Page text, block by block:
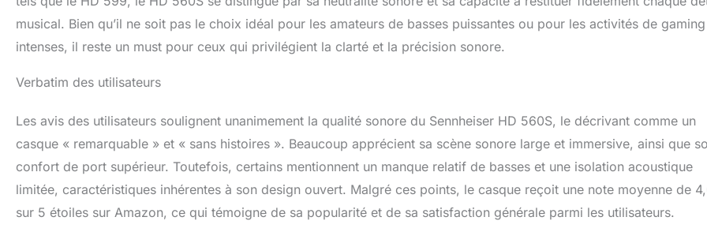
musical. Bien qu’il ne soit pas le choix idéal pour les amateurs de basses puissantes ou pour les activités de gaming
intenses, il reste un must pour ceux qui privilégient la clarté et la précision sonore.
Verbatim des utilisateurs
Les avis des utilisateurs soulignent unanimement la qualité sonore du Sennheiser HD 560S, le décrivant comme un
casque « remarquable » et « sans histoires ». Beaucoup apprécient sa scène sonore large et immersive, ainsi que
confort de port supérieur. Toutefois, certains mentionnent un manque relatif de basses et une isolation acoustique
limitée, caractéristiques inhérentes à son design ouvert. Malgré ces points, le casque reçoit une note moyenne de
sur 5 étoiles sur Amazon, ce qui témoigne de sa popularité et de sa satisfaction générale parmi les utilisateurs.